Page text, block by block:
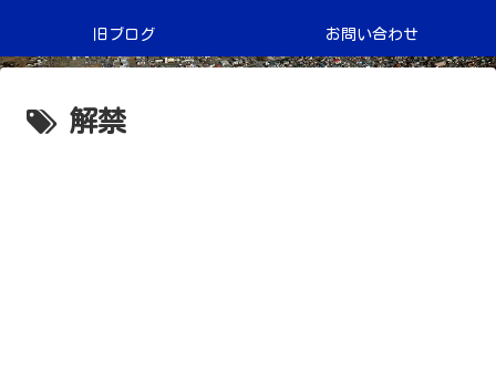
旧ブログ お問い合わせ
解禁